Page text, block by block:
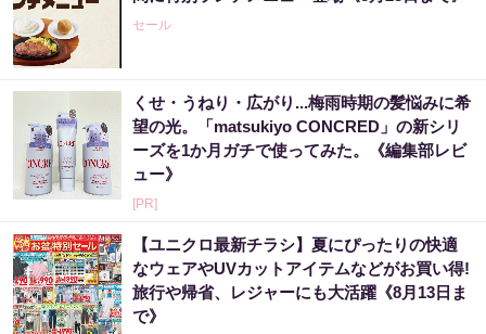
セール
くせ・うねり・広がり...梅雨時期の髪悩みに希
望の光。「matsukiyo CONCRED」の新シリ
ーズを1か月ガチで使ってみた。《編集部レビ
ュー》
[PR]
【ユニクロ最新チラシ】夏にぴったりの快適
なウェアやUVカットアイテムなどがお買い得!
旅行や帰省、レジャーにも大活躍《8月13日ま
で》